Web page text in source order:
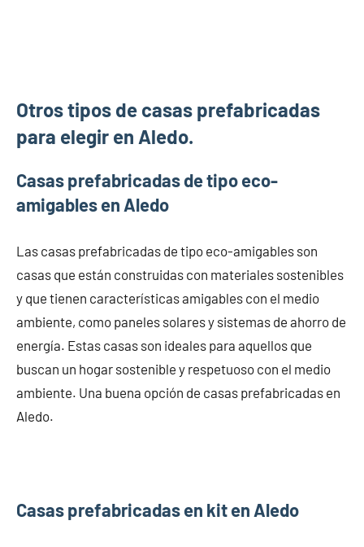
Otros tipos de casas prefabricadas
para elegir en Aledo.
Casas prefabricadas de tipo eco-
amigables en Aledo
Las casas prefabricadas de tipo eco-amigables son
casas que están construidas con materiales sostenibles
y que tienen características amigables con el medio
ambiente, como paneles solares y sistemas de ahorro de
energía. Estas casas son ideales para aquellos que
buscan un hogar sostenible y respetuoso con el medio
ambiente. Una buena opción de casas prefabricadas en
Aledo.
Casas prefabricadas en kit en Aledo